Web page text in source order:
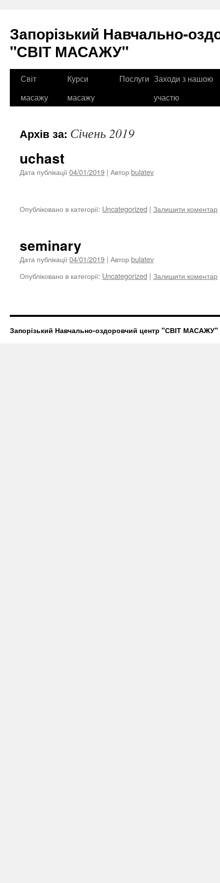
вмісту
Запорізький Навчально-
"СВІТ МАСАЖУ"
Світ
масажу
Курси
масажу
Послуги Заходи з нашою
участю
Архів за: Січень 2019
uchast
Дата публікації04/01/2019 | Авторbulatev
Опубліковано в категорії: Uncategorized | Залишити коментар
seminary
Дата публікації04/01/2019 | Авторbulatev
Опубліковано в категорії: Uncategorized | Залишити коментар
Запорізький Навчально-оздоровчий центр "СВІТ МАСАЖУ"